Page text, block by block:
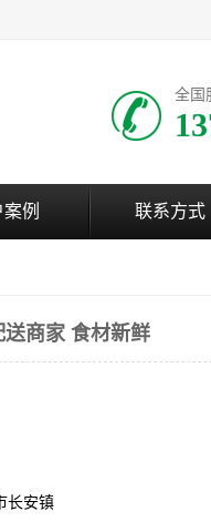
全国
例 联系方式
商家 食材新鲜
长安镇